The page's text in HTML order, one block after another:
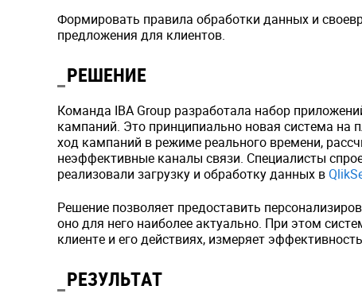
Формировать правила обработки данных и
предложения для клиентов.
РЕШЕНИЕ
Команда IBA Group разработала набор
кампаний. Это принципиально новая система на
ход кампаний в режиме реального времени,
неэффективные каналы связи. Специалисты
реализовали загрузку и обработку данных в
Решение позволяет предоставить
оно для него наиболее актуально. При этом
клиенте и его действиях, измеряет
РЕЗУЛЬТАТ